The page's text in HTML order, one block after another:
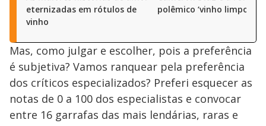
eternizadas em rótulos de
vinho
polêmico ‘vinho limpo’
Mas, como julgar e escolher, pois a preferência
é subjetiva? Vamos ranquear pela preferência
dos críticos especializados? Preferi esquecer as
notas de 0 a 100 dos especialistas e convocar
entre 16 garrafas das mais lendárias, raras e